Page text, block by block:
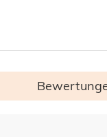
Prozess